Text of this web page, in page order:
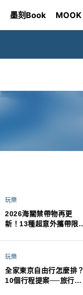
墨刻Book MOOK
玩樂
2026海關禁帶物再更
新！13種超意外攜帶限
最高還罰百萬！注意事項
玩樂
全家東京自由行怎麼排？
10個行程提案──旅行不